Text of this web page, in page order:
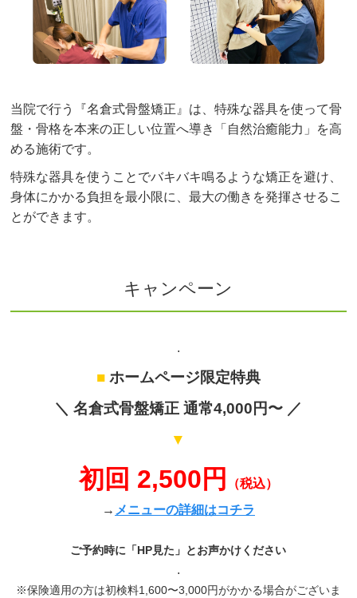
当院で行う『名倉式骨盤矯正』は、特殊な器具を使って骨
盤・骨格を本来の正しい位置へ導き「自然治癒能力」を高
める施術です。
特殊な器具を使うことでバキバキ鳴るような矯正を避け、
身体にかかる負担を最小限に、最大の働きを発揮させるこ
とができます。
キャンペーン
.
■ホームページ限定特典
＼ 名倉式骨盤矯正 通常4,000円〜 ／
▼
初回 2,500円
（税込）
→ メニューの詳細はコチラ
ご予約時に「HP見た」とお声かけください
.
※保険適用の方は初検料1,600〜3,000円がかかる場合がございま